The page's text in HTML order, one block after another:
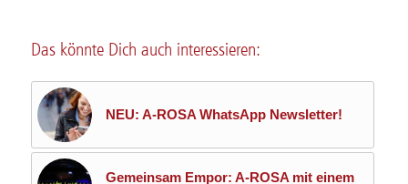
Das könnte Dich auch interessieren:
NEU: A-ROSA WhatsApp Newsletter!
Gemeinsam Empor: A-ROSA mit einem